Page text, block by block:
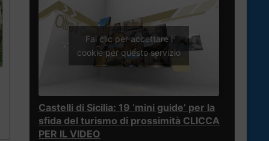
Fai clic per accettare i
cookie per questo servizio
Castelli di Sicilia: 19 ‘mini guide’ per la
sfida del turismo di prossimità CLICCA
PER IL VIDEO